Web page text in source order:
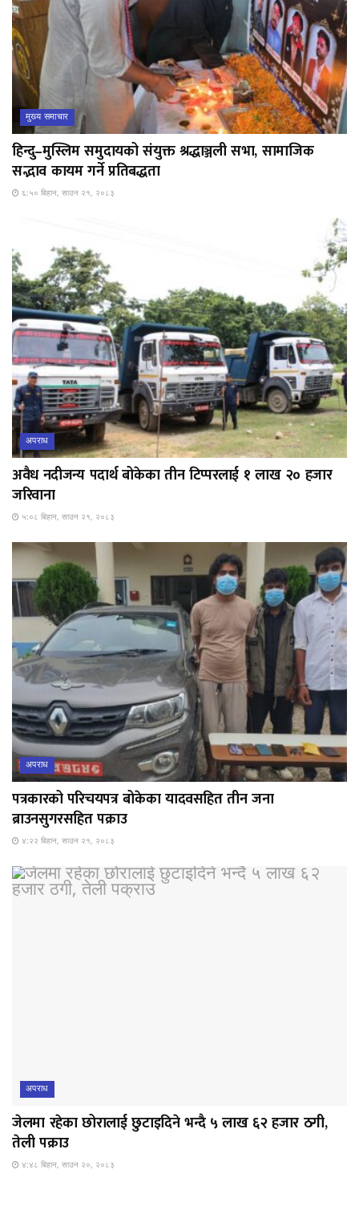
मुख्य समाचार
हिन्दु–मुस्लिम समुदायको संयुक्त श्रद्धाञ्जली सभा, सामाजिक
सद्भाव कायम गर्ने प्रतिबद्धता
६:५० बिहान, साउन २१, २०८३
अपराध
अवैध नदीजन्य पदार्थ बोकेका तीन टिप्परलाई १ लाख २० हजार
जरिवाना
५:०८ बिहान, साउन २१, २०८३
अपराध
पत्रकारको परिचयपत्र बोकेका यादवसहित तीन जना
ब्राउनसुगरसहित पक्राउ
४:२२ बिहान, साउन २१, २०८३
अपराध
जेलमा रहेका छोरालाई छुटाइदिने भन्दै ५ लाख ६२ हजार ठगी,
तेली पक्राउ
४:४८ बिहान, साउन २०, २०८३